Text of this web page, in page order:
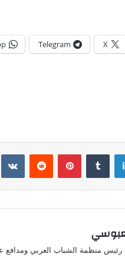
X
Telegram
بينتيريست
منظمة الشباب العربي ومدافع